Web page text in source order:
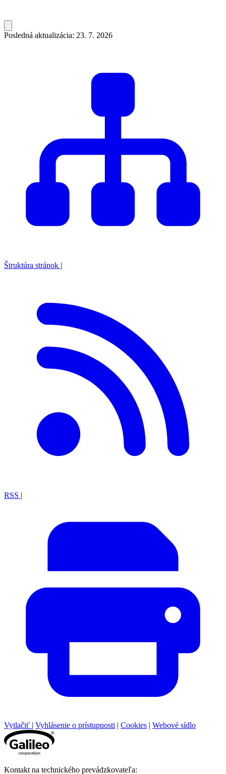
Posledná aktualizácia: 23. 7. 2026
Štruktúra stránok |
RSS |
Vytlačiť | Vyhlásenie o prístupnosti | Cookies | Webové sídlo
Kontakt na technického prevádzkovateľa: